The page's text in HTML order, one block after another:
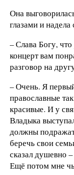
Она
глазами и
– Слава Богу,
концерт вам
разговор на
– Очень. Я
православные
красивые. И у
Владыка
должны
беречь свои
сказал душевно
Ещё потом мне